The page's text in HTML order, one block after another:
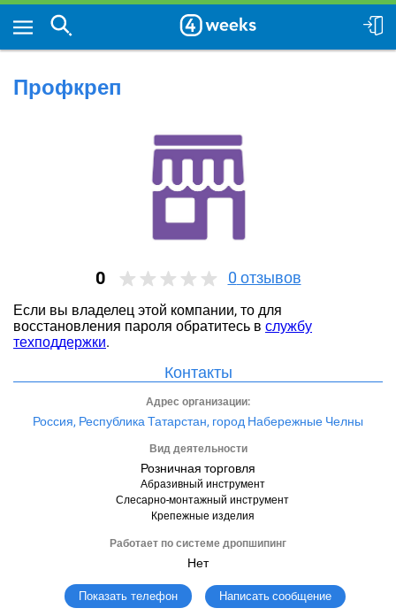
Профкреп
0 0 отзывов
Если вы владелец этой компании, то для
восстановления пароля обратитесь в службу
техподдержки.
Контакты
Адрес организации:
Россия, Республика Татарстан, город Набережные Челны
Вид деятельности
Розничная торговля
Абразивный инструмент
Слесарно-монтажный инструмент
Крепежные изделия
Работает по системе дропшипинг
Нет
Показать телефон Написать сообщение